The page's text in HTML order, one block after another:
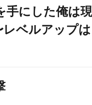
手にした俺は現
ベルアップは